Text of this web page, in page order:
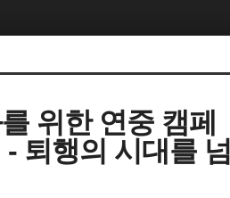
위한 연중 캠페
퇴행의 시대를 넘